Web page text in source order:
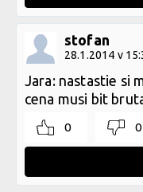
stofan
28.1.2014 v
Jara: nastastie si
cena musi bit
0 0